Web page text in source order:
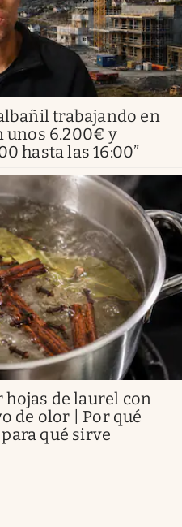
trabajando en
unos 6.200€ y
hasta las 16:00”
de laurel con
de olor | Por qué
qué sirve